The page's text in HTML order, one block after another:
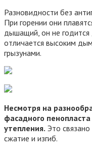
Разновидности без
При горении они
дышащий, он не годится
отличается высоким
грызунами.
Несмотря на
фасадного
утепления. Это
сжатие и изгиб.